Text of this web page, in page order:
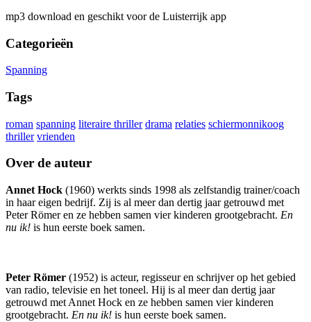
mp3 download en geschikt voor de Luisterrijk app
Categorieën
Spanning
Tags
roman spanning literaire thriller drama relaties schiermonnikoog
thriller vrienden
Over de auteur
Annet Hock (1960) werkts sinds 1998 als zelfstandig trainer/coach
in haar eigen bedrijf. Zij is al meer dan dertig jaar getrouwd met
Peter Römer en ze hebben samen vier kinderen grootgebracht. En
nu ik! is hun eerste boek samen.
Peter Römer (1952) is acteur, regisseur en schrijver op het gebied
van radio, televisie en het toneel. Hij is al meer dan dertig jaar
getrouwd met Annet Hock en ze hebben samen vier kinderen
grootgebracht. En nu ik! is hun eerste boek samen.